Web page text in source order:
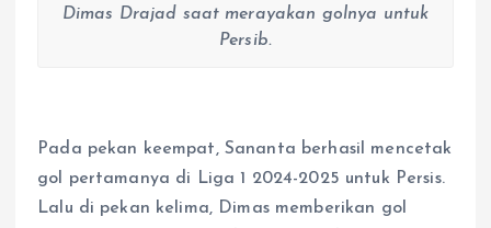
Dimas Drajad saat merayakan golnya untuk
Persib.
Pada pekan keempat, Sananta berhasil mencetak
gol pertamanya di Liga 1 2024-2025 untuk Persis.
Lalu di pekan kelima, Dimas memberikan gol